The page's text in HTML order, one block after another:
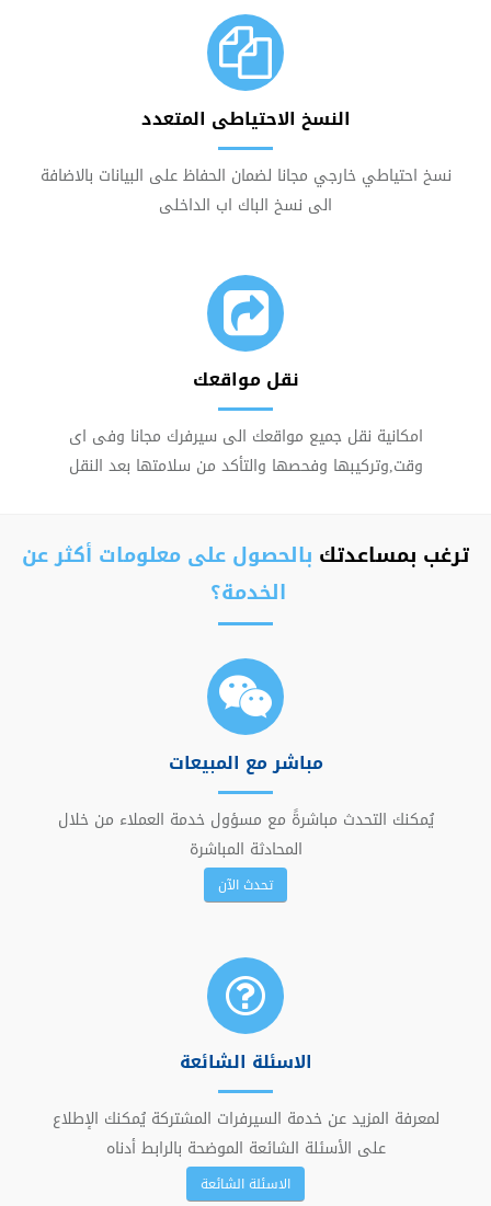
النسخ الاحتياطى المتعدد
نسخ احتياطي خارجي مجانا لضمان الحفاظ على البيانات بالاضافة
الى نسخ الباك اب الداخلى
نقل مواقعك
امكانية نقل جميع مواقعك الى سيرفرك مجانا وفى اى
وقت,وتركيبها وفحصها والتأكد من سلامتها بعد النقل
ترغب بمساعدتك بالحصول على معلومات أكثر عن
الخدمة؟
مباشر مع المبيعات
يُمكنك التحدث مباشرةً مع مسؤول خدمة العملاء من خلال
المحادثة المباشرة
تحدث الآن
الاسئلة الشائعة
لمعرفة المزيد عن خدمة السيرفرات المشتركة يُمكنك الإطلاع
على الأسئلة الشائعة الموضحة بالرابط أدناه
الاسئلة الشائعة